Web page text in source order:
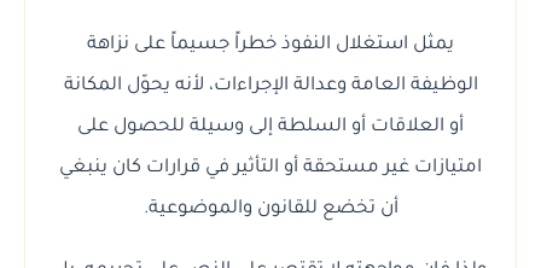
يمثل استغلال النفوذ خطراً جسيماً على نزاهة
الوظيفة العامة وعدالة الإجراءات، لأنه يحوّل المكانة
أو العلاقات أو السلطة إلى وسيلة للحصول على
امتيازات غير مستحقة أو التأثير في قرارات كان ينبغي
أن تخضع للقانون والموضوعية.